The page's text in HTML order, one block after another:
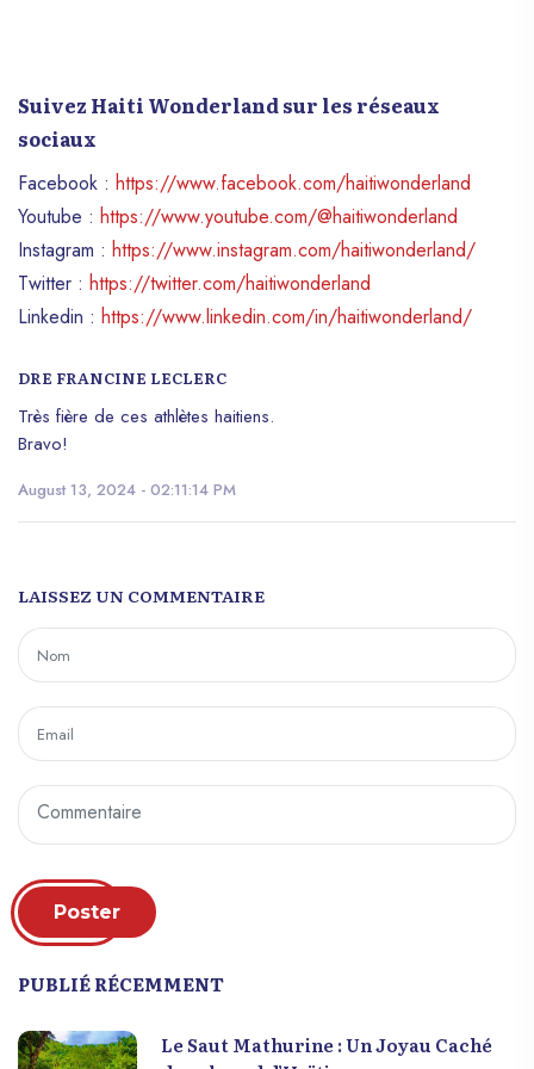
Suivez Haiti Wonderland sur les réseaux
sociaux
Facebook : https://www.facebook.com/haitiwonderland
Youtube : https://www.youtube.com/@haitiwonderland
Instagram : https://www.instagram.com/haitiwonderland/
Twitter : https://twitter.com/haitiwonderland
Linkedin : https://www.linkedin.com/in/haitiwonderland/
DRE FRANCINE LECLERC
Très fière de ces athlètes haitiens.
Bravo!
August 13, 2024 - 02:11:14 PM
LAISSEZ UN COMMENTAIRE
Poster
PUBLIÉ RÉCEMMENT
Le Saut Mathurine : Un Joyau Caché